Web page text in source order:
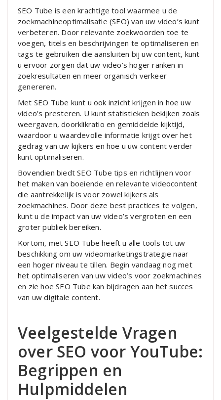
SEO Tube is een krachtige tool waarmee u de
zoekmachineoptimalisatie (SEO) van uw video’s kunt
verbeteren. Door relevante zoekwoorden toe te
voegen, titels en beschrijvingen te optimaliseren en
tags te gebruiken die aansluiten bij uw content, kunt
u ervoor zorgen dat uw video’s hoger ranken in
zoekresultaten en meer organisch verkeer
genereren.
Met SEO Tube kunt u ook inzicht krijgen in hoe uw
video’s presteren. U kunt statistieken bekijken zoals
weergaven, doorklikratio en gemiddelde kijktijd,
waardoor u waardevolle informatie krijgt over het
gedrag van uw kijkers en hoe u uw content verder
kunt optimaliseren.
Bovendien biedt SEO Tube tips en richtlijnen voor
het maken van boeiende en relevante videocontent
die aantrekkelijk is voor zowel kijkers als
zoekmachines. Door deze best practices te volgen,
kunt u de impact van uw video’s vergroten en een
groter publiek bereiken.
Kortom, met SEO Tube heeft u alle tools tot uw
beschikking om uw videomarketingstrategie naar
een hoger niveau te tillen. Begin vandaag nog met
het optimaliseren van uw video’s voor zoekmachines
en zie hoe SEO Tube kan bijdragen aan het succes
van uw digitale content.
Veelgestelde Vragen
over SEO voor YouTube:
Begrippen en
Hulpmiddelen